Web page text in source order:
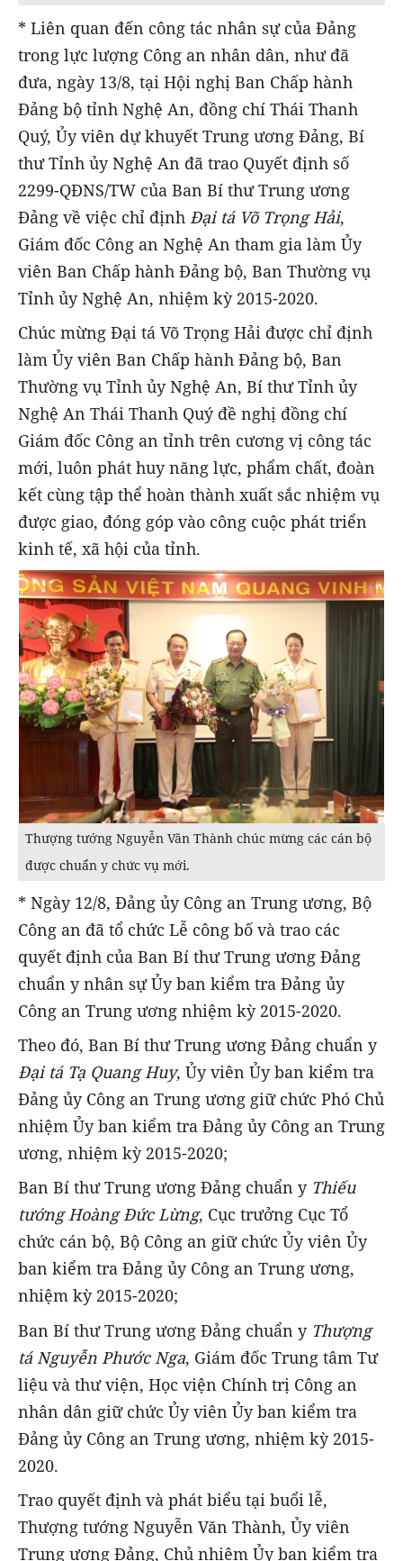
* Liên quan đến công tác nhân sự của Đảng
trong lực lượng Công an nhân dân, như đã
đưa, ngày 13/8, tại Hội nghị Ban Chấp hành
Đảng bộ tỉnh Nghệ An, đồng chí Thái Thanh
Quý, Ủy viên dự khuyết Trung ương Đảng, Bí
thư Tỉnh ủy Nghệ An đã trao Quyết định số
2299-QĐNS/TW của Ban Bí thư Trung ương
Đảng về việc chỉ định Đại tá Võ Trọng Hải,
Giám đốc Công an Nghệ An tham gia làm Ủy
viên Ban Chấp hành Đảng bộ, Ban Thường vụ
Tỉnh ủy Nghệ An, nhiệm kỳ 2015-2020.
Chúc mừng Đại tá Võ Trọng Hải được chỉ định
làm Ủy viên Ban Chấp hành Đảng bộ, Ban
Thường vụ Tỉnh ủy Nghệ An, Bí thư Tỉnh ủy
Nghệ An Thái Thanh Quý đề nghị đồng chí
Giám đốc Công an tỉnh trên cương vị công tác
mới, luôn phát huy năng lực, phẩm chất, đoàn
kết cùng tập thể hoàn thành xuất sắc nhiệm vụ
được giao, đóng góp vào công cuộc phát triển
kinh tế, xã hội của tỉnh.
Thượng tướng Nguyễn Văn Thành chúc mừng các cán bộ
được chuẩn y chức vụ mới.
* Ngày 12/8, Đảng ủy Công an Trung ương, Bộ
Công an đã tổ chức Lễ công bố và trao các
quyết định của Ban Bí thư Trung ương Đảng
chuẩn y nhân sự Ủy ban kiểm tra Đảng ủy
Công an Trung ương nhiệm kỳ 2015-2020.
Theo đó, Ban Bí thư Trung ương Đảng chuẩn y
Đại tá Tạ Quang Huy, Ủy viên Ủy ban kiểm tra
Đảng ủy Công an Trung ương giữ chức Phó Chủ
nhiệm Ủy ban kiểm tra Đảng ủy Công an Trung
ương, nhiệm kỳ 2015-2020;
Ban Bí thư Trung ương Đảng chuẩn y Thiếu
tướng Hoàng Đức Lừng, Cục trưởng Cục Tổ
chức cán bộ, Bộ Công an giữ chức Ủy viên Ủy
ban kiểm tra Đảng ủy Công an Trung ương,
nhiệm kỳ 2015-2020;
Ban Bí thư Trung ương Đảng chuẩn y Thượng
tá Nguyễn Phước Nga, Giám đốc Trung tâm Tư
liệu và thư viện, Học viện Chính trị Công an
nhân dân giữ chức Ủy viên Ủy ban kiểm tra
Đảng ủy Công an Trung ương, nhiệm kỳ 2015-
2020.
Trao quyết định và phát biểu tại buổi lễ,
Thượng tướng Nguyễn Văn Thành, Ủy viên
Trung ương Đảng, Chủ nhiệm Ủy ban kiểm tra